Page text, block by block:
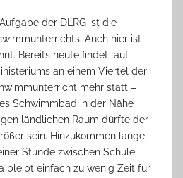
der DLRG ist die
Auch hier ist
Bereits heute findet laut
an einem Viertel der
mehr statt –
Schwimmbad in der Nähe
ländlichen Raum dürfte der
sein. Hinzukommen lange
Stunde zwischen Schule
bleibt einfach zu wenig Zeit für